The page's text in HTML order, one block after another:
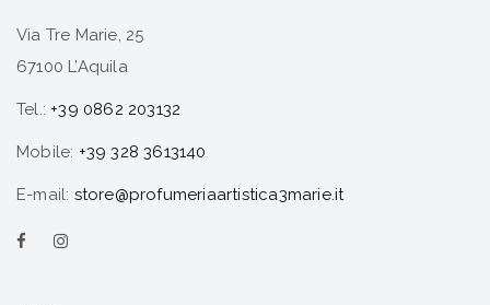
Via Tre Marie, 25
67100 L’Aquila
Tel.: +39 0862 203132
Mobile: +39 328 3613140
E-mail: store@profumeriaartistica3marie.it